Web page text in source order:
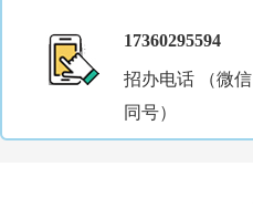
17360295594
招办电话 （微信
同号）